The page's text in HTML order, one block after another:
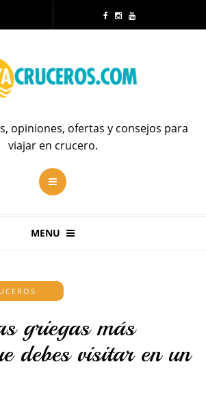
opiniones, ofertas y consejos para
viajar en crucero.
MENU
griegas más
debes visitar en un